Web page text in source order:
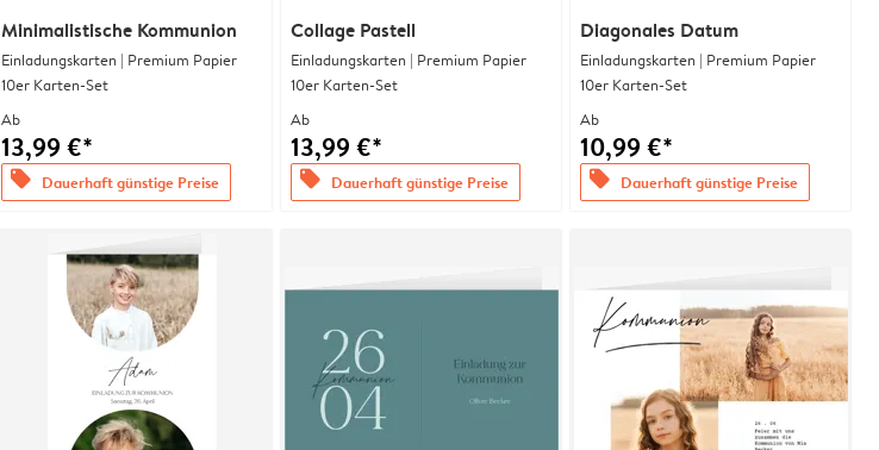
Minimalistische Kommunion
Einladungskarten | Premium Papier
10er Karten-Set
Ab
13,99 €*
offers Dauerhaft günstige Preise
Collage Pastell
Einladungskarten | Premium Papier
10er Karten-Set
Ab
13,99 €*
offers Dauerhaft günstige Preise
Diagonales Datum
Einladungskarten | Premium Papier
10er Karten-Set
Ab
10,99 €*
offers Dauerhaft günstige Preise